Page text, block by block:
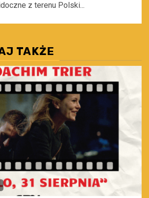
z terenu Polski...
TAKŻE